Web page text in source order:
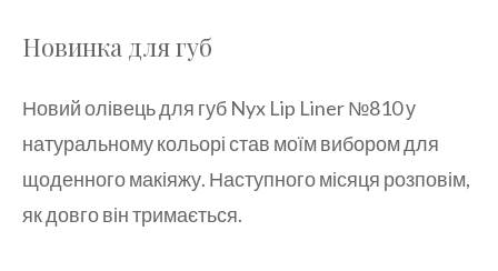
Новинка для губ
Новий олівець для губ Nyx Lip Liner №810 у
натуральному кольорі став моїм вибором для
щоденного макіяжу. Наступного місяця розповім,
як довго він тримається.